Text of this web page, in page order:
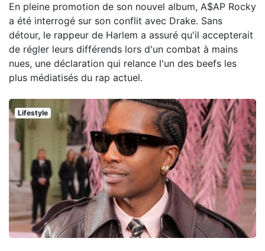
En pleine promotion de son nouvel album, A$AP Rocky
a été interrogé sur son conflit avec Drake. Sans
détour, le rappeur de Harlem a assuré qu'il accepterait
de régler leurs différends lors d'un combat à mains
nues, une déclaration qui relance l'un des beefs les
plus médiatisés du rap actuel.
Lifestyle